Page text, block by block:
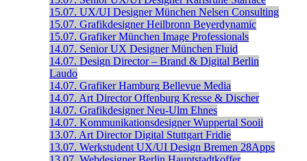
15.07. UX/UI Designer München Nelsen Consulting
15.07. Grafikdesigner Heilbronn Beyerdynamic
15.07. Grafiker München Image Professionals
14.07. Senior UX Designer München Fluid
14.07. Design Director – Brand & Digital Berlin
Laudo
14.07. Grafiker Hamburg Bellevue Media
14.07. Art Director Offenburg Kresse & Discher
14.07. Grafikdesigner Neu-Ulm Ehnes
14.07. Kommunikationsdesigner Wuppertal Sooii
13.07. Art Director Digital Stuttgart Fridie
13.07. Werkstudent UX/UI Design Bremen 28Apps